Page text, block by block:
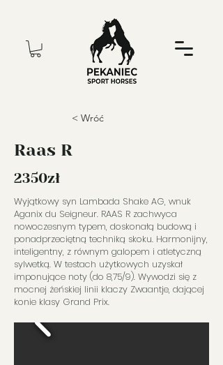
< Wróć
Raas R
2350zł
Wyjątkowy syn Lambada Shake AG, wnuk
Aganix du Seigneur. RAAS R zachwyca
nowoczesnym typem, doskonałą budową i
ponadprzeciętną techniką skoku. Harmonijny,
inteligentny, z równym galopem i atletyczną
sylwetką. W testach użytkowych uzyskał
imponujące noty (do 8,75/9). Wywodzi się z
mocnej żeńskiej linii klaczy Zwaantje, dającej
konie klasy Grand Prix.